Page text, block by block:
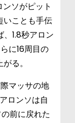
ソがピット
いことも手伝
1.8秒アロン
に16周目の
る。
マッサの地
ロンソは自
前に戻れた